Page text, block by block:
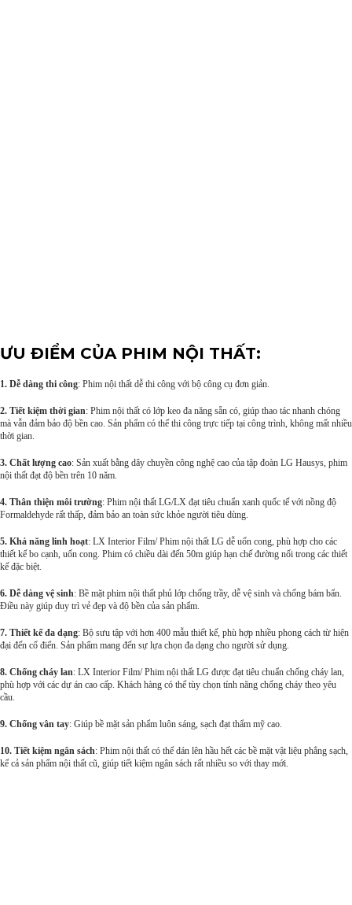
ƯU ĐIỂM CỦA PHIM NỘI THẤT:
1. Dễ dàng thi công: Phim nội thất dễ thi công với bộ công cụ đơn giản.
2. Tiết kiệm thời gian: Phim nội thất có lớp keo đa năng sẵn có, giúp thao tác nhanh chóng
mà vẫn đảm bảo độ bền cao. Sản phẩm có thể thi công trực tiếp tại công trình, không mất nhiều
thời gian.
3. Chất lượng cao: Sản xuất bằng dây chuyền công nghệ cao của tập đoàn LG Hausys, phim
nội thất đạt độ bền trên 10 năm.
4. Thân thiện môi trường: Phim nội thất LG/LX đạt tiêu chuẩn xanh quốc tế với nồng độ
Formaldehyde rất thấp, đảm bảo an toàn sức khỏe người tiêu dùng.
5. Khả năng linh hoạt: LX Interior Film/ Phim nội thất LG dễ uốn cong, phù hợp cho các
thiết kế bo cạnh, uốn cong. Phim có chiều dài đến 50m giúp hạn chế đường nối trong các thiết
kế đặc biệt.
6. Dễ dàng vệ sinh: Bề mặt phim nội thất phủ lớp chống trầy, dễ vệ sinh và chống bám bẩn.
Điều này giúp duy trì vẻ đẹp và độ bền của sản phẩm.
7. Thiết kế đa dạng: Bộ sưu tập với hơn 400 mẫu thiết kế, phù hợp nhiều phong cách từ hiện
đại đến cổ điển. Sản phẩm mang đến sự lựa chọn đa dạng cho người sử dụng.
8. Chống cháy lan: LX Interior Film/ Phim nội thất LG được đạt tiêu chuẩn chống cháy lan,
phù hợp với các dự án cao cấp. Khách hàng có thể tùy chọn tính năng chống cháy theo yêu
cầu.
9. Chống vân tay: Giúp bề mặt sản phẩm luôn sáng, sạch đạt thẩm mỹ cao.
10. Tiết kiệm ngân sách: Phim nội thất có thể dán lên hầu hết các bề mặt vật liệu phẳng sạch,
kể cả sản phẩm nội thất cũ, giúp tiết kiệm ngân sách rất nhiều so với thay mới.